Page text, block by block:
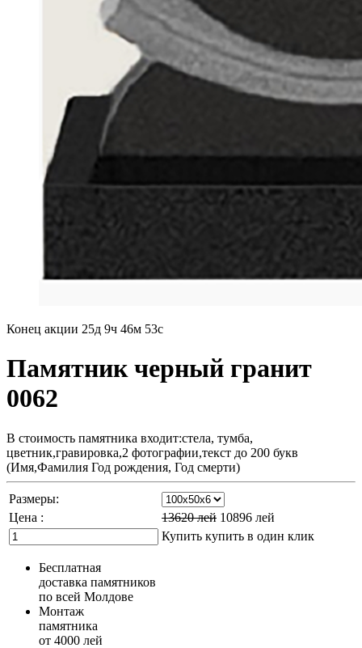
Конец акции 25д 9ч 46м 51с
Памятник черный гранит
0062
В стоимость памятника входит:стела, тумба,
цветник,гравировка,2 фотографии,текст до 200 букв
(Имя,Фамилия Год рождения, Год смерти)
Размеры:
Цена :
13620лей 10896 лей
Купить купить в один клик
Бесплатная
доставка памятников
по всей Молдове
Монтаж
памятника
от 4000 лей